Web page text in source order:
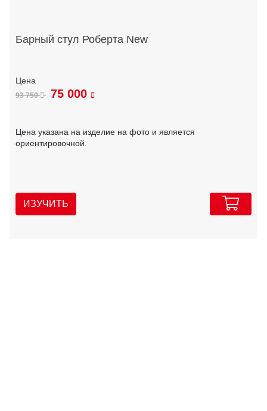
Барный стул Роберта New
93 750 75 000
Цена указана на изделие на фото и является
ориентировочной.
ИЗУЧИТЬ